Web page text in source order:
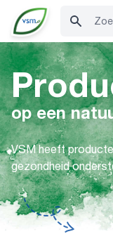
op een
VSM heeft
gezondheid